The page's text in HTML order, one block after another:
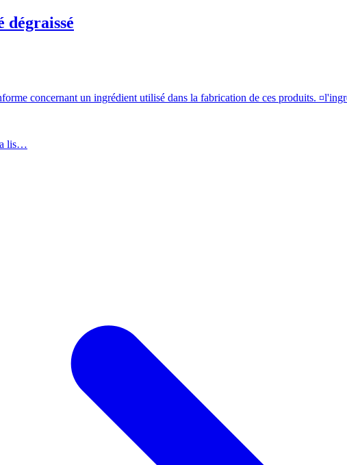
dégraissé
concernant un ingrédient utilisé dans la fabrication de ces produits.
lis…